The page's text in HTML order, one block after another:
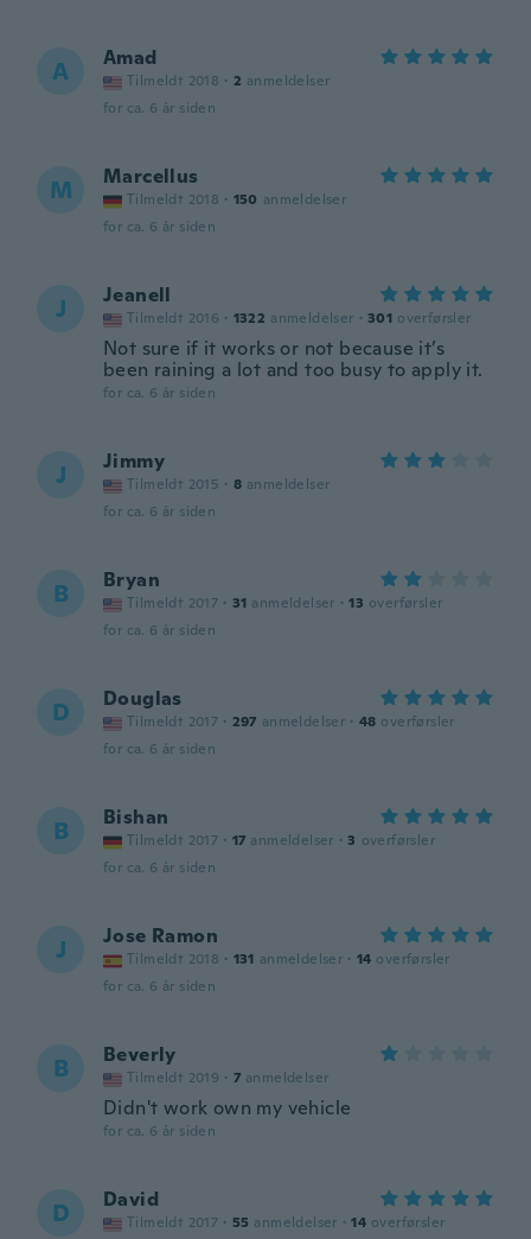
A Amad
Tilmeldt 2018 · 2 anmeldelser
for ca. 6 år siden
M Marcellus
Tilmeldt 2018 · 150 anmeldelser
for ca. 6 år siden
J Jeanell
Tilmeldt 2016 · 1322 anmeldelser · 301 overførsler
Not sure if it works or not because it’s
been raining a lot and too busy to apply it.
for ca. 6 år siden
J Jimmy
Tilmeldt 2015 · 8 anmeldelser
for ca. 6 år siden
B Bryan
Tilmeldt 2017 · 31 anmeldelser · 13 overførsler
for ca. 6 år siden
D Douglas
Tilmeldt 2017 · 297 anmeldelser · 48 overførsler
for ca. 6 år siden
B Bishan
Tilmeldt 2017 · 17 anmeldelser · 3 overførsler
for ca. 6 år siden
J Jose Ramon
Tilmeldt 2018 · 131 anmeldelser · 14 overførsler
for ca. 6 år siden
B Beverly
Tilmeldt 2019 · 7 anmeldelser
Didn't work own my vehicle
for ca. 6 år siden
D David
Tilmeldt 2017 · 55 anmeldelser · 14 overførsler